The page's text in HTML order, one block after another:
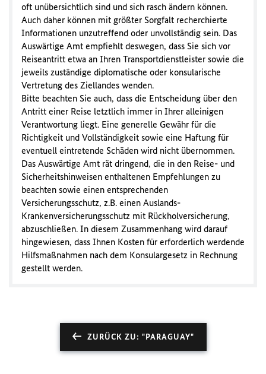
oft unübersichtlich sind und sich rasch ändern können.
Auch daher können mit größter Sorgfalt recherchierte
Informationen unzutreffend oder unvollständig sein. Das
Auswärtige Amt empfiehlt deswegen, dass Sie sich vor
Reiseantritt etwa an Ihren Transportdienstleister sowie die
jeweils zuständige diplomatische oder konsularische
Vertretung des Ziellandes wenden.
Bitte beachten Sie auch, dass die Entscheidung über den
Antritt einer Reise letztlich immer in Ihrer alleinigen
Verantwortung liegt. Eine generelle Gewähr für die
Richtigkeit und Vollständigkeit sowie eine Haftung für
eventuell eintretende Schäden wird nicht übernommen.
Das Auswärtige Amt rät dringend, die in den Reise- und
Sicherheitshinweisen enthaltenen Empfehlungen zu
beachten sowie einen entsprechenden
Versicherungsschutz, z.B. einen Auslands-
Krankenversicherungsschutz mit Rückholversicherung,
abzuschließen. In diesem Zusammenhang wird darauf
hingewiesen, dass Ihnen Kosten für erforderlich werdende
Hilfsmaßnahmen nach dem Konsulargesetz in Rechnung
gestellt werden.
ZURÜCK ZU: "PARAGUAY"